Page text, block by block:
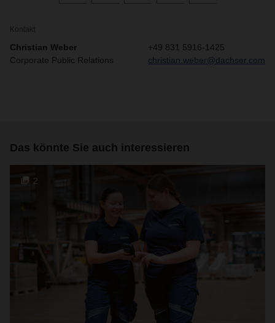
Kontakt
Christian Weber
Corporate Public Relations
+49 831 5916-1425
christian.weber@dachser.com
Das könnte Sie auch interessieren
2